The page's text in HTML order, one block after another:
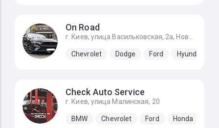
On Road
Chevrolet Dodge Ford Hyundai
Check Auto Service
г. Киев, улица Малинская, 20
BMW Chevrolet Ford Honda